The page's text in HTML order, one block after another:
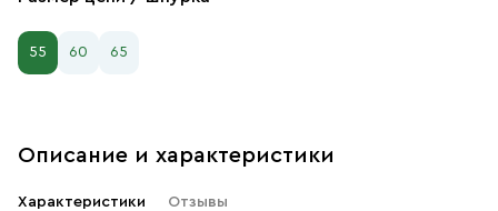
55 60 65
Описание и характеристики
Характеристики Отзывы